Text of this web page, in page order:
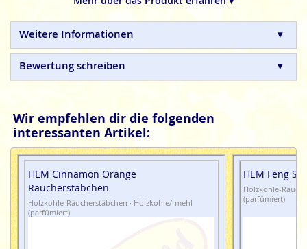
Räucherkegelerhältlich.
Sarathi, Incense für die Seele.
Tulasiindische XL Räucherstäbchen sind in Handarbeit
hergestellte Naturprodukte, ohne tierische, toxische oder
petrochemische Zusätze.
Weitere Informationen
Bewertung schreiben
Wir empfehlen dir die folgenden
interessanten Artikel:
HEM Cinnamon Orange
Räucherstäbchen
Holzkohle-Räucherstäbchen · Holzkohle/-mehl
(parfümiert)
HEM Feng
Holzkohle-
(parfümiert)